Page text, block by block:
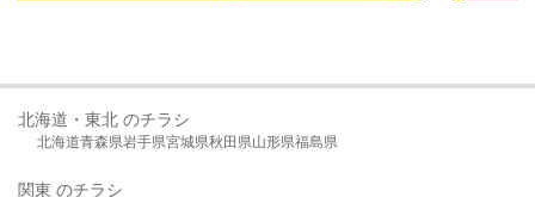
北海道・東北 のチラシ
北海道青森県岩手県宮城県秋田県山形県福島県
関東 のチラシ